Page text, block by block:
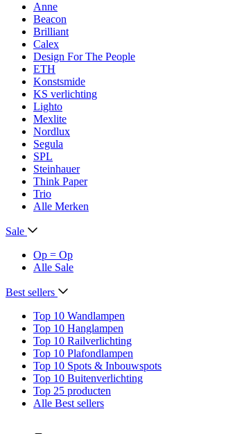
Anne
Beacon
Brilliant
Calex
Design For The People
ETH
Konstsmide
KS verlichting
Lighto
Mexlite
Nordlux
Segula
SPL
Steinhauer
Think Paper
Trio
Alle Merken
Sale
Op = Op
Alle Sale
Best sellers
Top 10 Wandlampen
Top 10 Hanglampen
Top 10 Railverlichting
Top 10 Plafondlampen
Top 10 Spots & Inbouwspots
Top 10 Buitenverlichting
Top 25 producten
Alle Best sellers